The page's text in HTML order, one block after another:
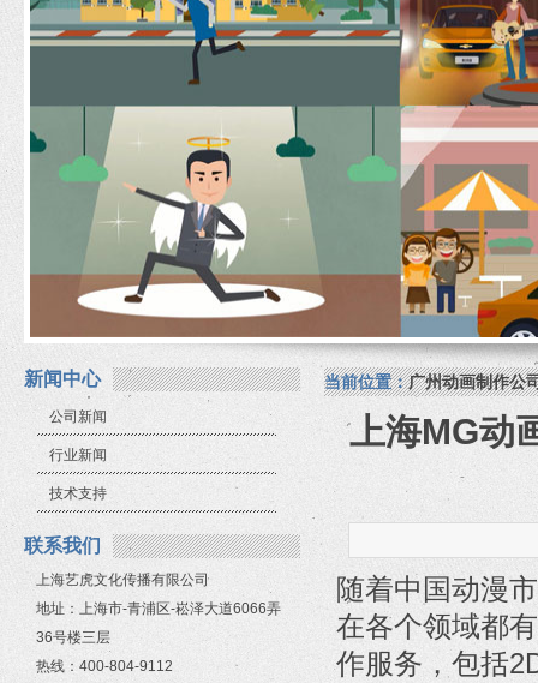
新闻中心
公司新闻
行业新闻
技术支持
联系我们
上海艺虎文化传播有限公司
地址：上海市-青浦区-崧泽大道6066弄
36号楼三层
热线：400-804-9112
当前位置：广州动画制作公
上海MG动
随着中国动漫
在各个领域都
作服务，包括